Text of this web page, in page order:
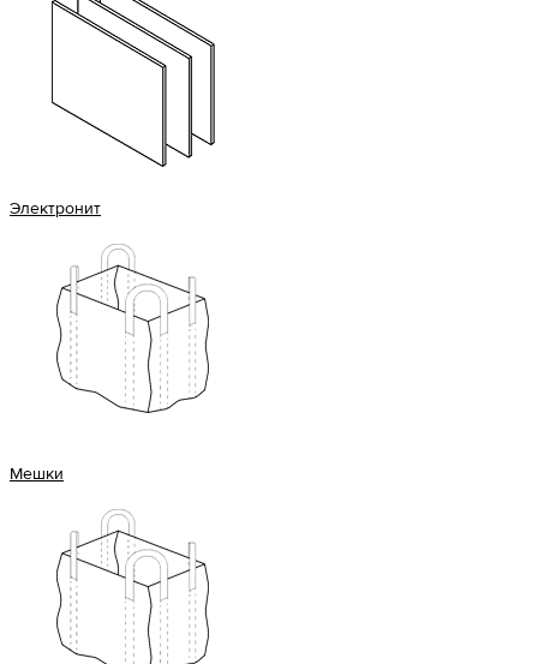
Электронит
Мешки